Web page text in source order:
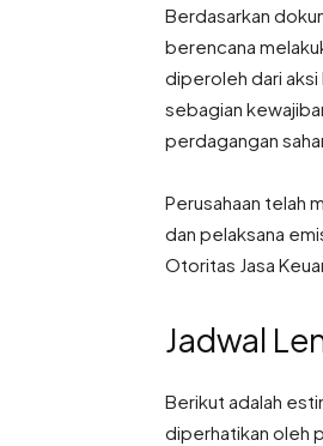
Berdasarkan
berencana
diperoleh dari aksi
sebagian
perdagangan
Perusahaan telah
dan pelaksana
Otoritas Jasa
Jadwal
Berikut adalah
diperhatikan oleh